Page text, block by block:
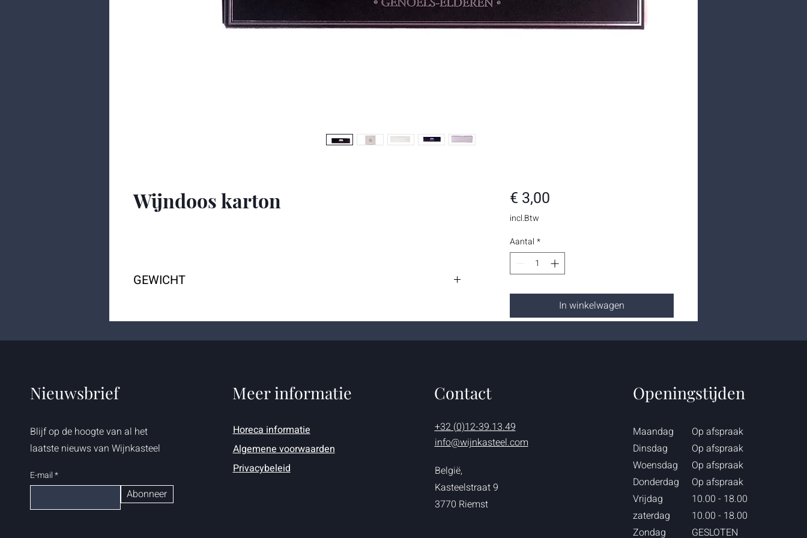
Wijndoos karton
GEWICHT
€ 3,00Prijs
incl.Btw
Aantal *
In winkelwagen
Nieuwsbrief
Blijf op de hoogte van al het
laatste nieuws van Wijnkasteel
E-mail
Abonneer
Meer informatie
Horeca informatie
Algemene voorwaarden
Privacybeleid
Contact
info@wijnkasteel.com
+32 (0)12-39.13.49
België,
Kasteelstraat 9
3770 Riemst
Openingstijden
Maandag
Dinsdag
Woensdag
Donderdag
Vrijdag
zaterdag
Zondag
Op afspraak
Op afspraak
Op afspraak
Op afspraak
10.00 - 18.00
10.00 - 18.00
GESLOTEN